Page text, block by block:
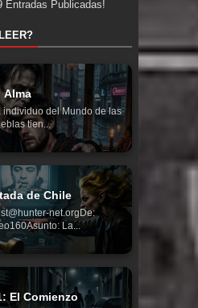
Entradas Publicadas!
Alma
individuo del Mundo de las
tien...
de Chile
net.orgDe:
La...
El Comienzo